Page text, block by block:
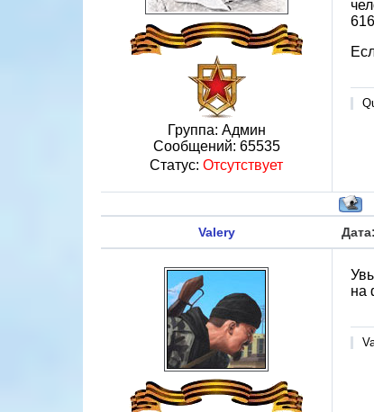
Группа: Админ
Сообщений: 65535
Статус: Отсутствует
Valery
на